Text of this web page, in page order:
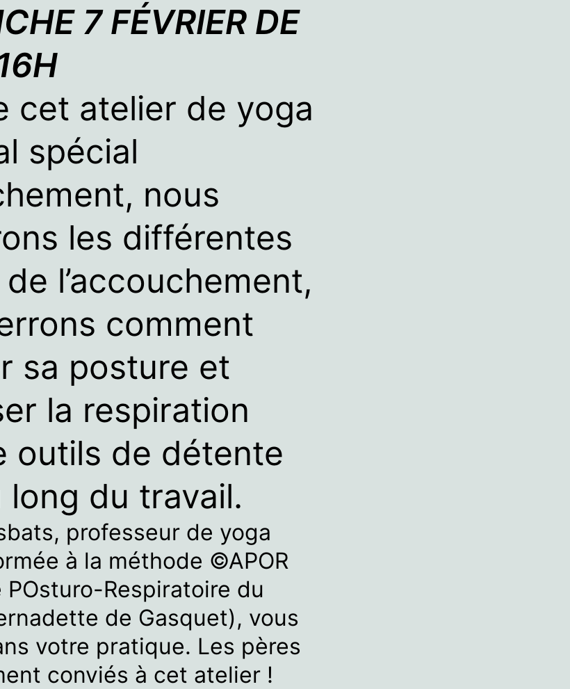
7 FÉVRIER DE
cet atelier de yoga
spécial
nous
les différentes
l’accouchement,
comment
sa posture et
la respiration
outils de détente
du travail.
professeur de yoga
à la méthode ©APOR
POsturo-Respiratoire du
de Gasquet), vous
votre pratique. Les pères
conviés à cet atelier !